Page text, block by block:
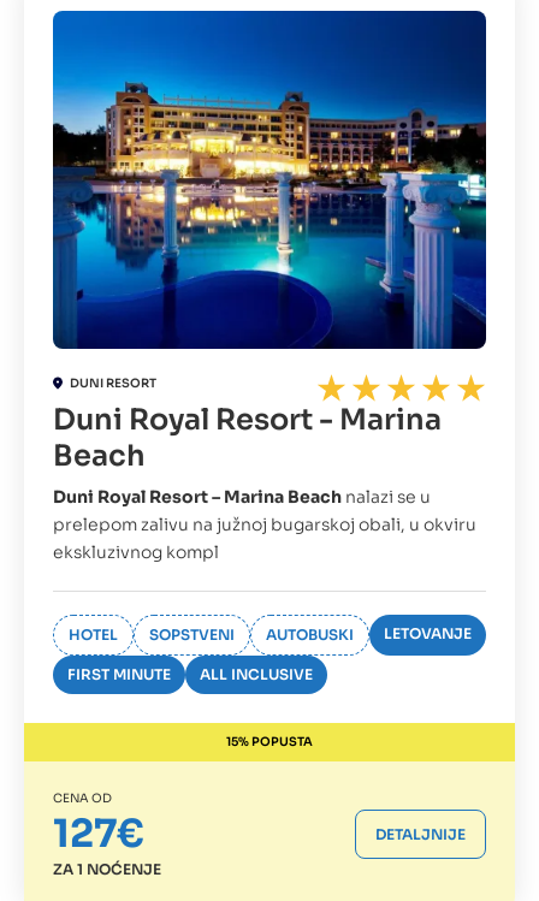
DUNI RESORT
Duni Royal Resort - Marina
Beach
Duni Royal Resort – Marina Beach nalazi se u
prelepom zalivu na južnoj bugarskoj obali, u okviru
ekskluzivnog kompl
HOTEL SOPSTVENI AUTOBUSKI LETOVANJE
FIRST MINUTE ALL INCLUSIVE
15% POPUSTA
CENA OD
127€
ZA 1 NOĆENJE
DETALJNIJE